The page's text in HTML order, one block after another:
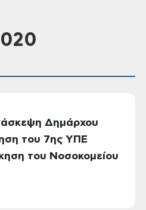
Δημάρχου
του 7ης ΥΠΕ
του Νοσοκομείου